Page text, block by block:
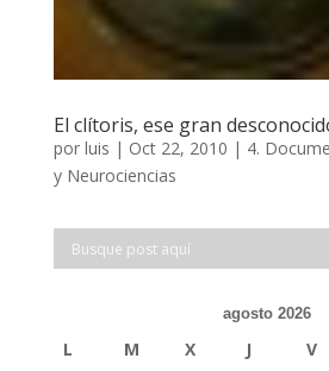
El clítoris, ese gran
por luis | Oct 22, 2010 | 4.
y Neurociencias
agosto 2026
L M X J V